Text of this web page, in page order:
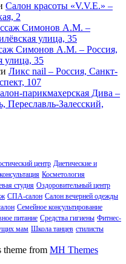
Салон красоты «V.V.E.» –
2
Симонов А.М. –
улица, 35
Симонов А.М. – Россия,
улица, 35
Ликс nail – Россия, Санкт-
107
парикмахерская Дива –
Переславль-Залесский,
центр Диетические и
Косметология
студия Оздоровительный центр
СПА-салон Салон вечерней одежды
Семейное консультирование
питание Средства гигиены Фитнес-
мам Школа танцев стилисты
theme from MH Themes